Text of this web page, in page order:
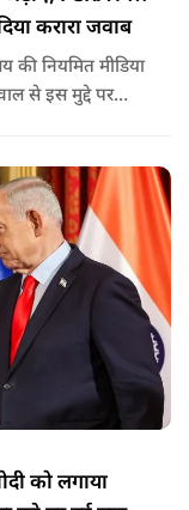
करारा जवाब
की नियमित मीडिया
से इस मुद्दे पर
को लगाया